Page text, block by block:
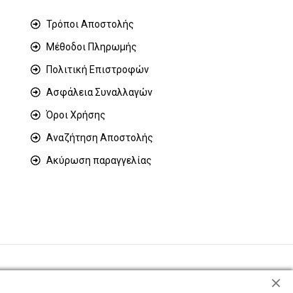
Τρόποι Αποστολής
Μέθοδοι Πληρωμής
Πολιτική Επιστροφών
Ασφάλεια Συναλλαγών
Όροι Χρήσης
Αναζήτηση Αποστολής
Ακύρωση παραγγελίας